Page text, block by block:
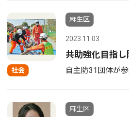
社会
麻生区
2023.11.03
共助強化目指
自主防31団体が
麻生区